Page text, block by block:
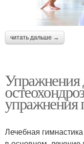
читать дальше →
Упражнения
упражнения
Лечебная